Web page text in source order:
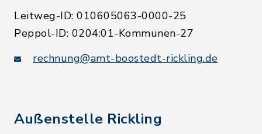
Leitweg-ID: 010605063-0000-25
Peppol-ID: 0204:01-Kommunen-27
rechnung@amt-boostedt-rickling.de
Außenstelle Rickling